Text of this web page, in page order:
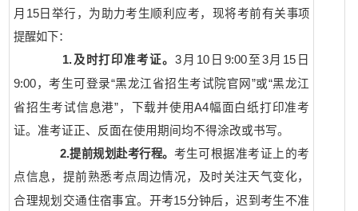
月 15日举行，为助力考生顺利应考，现将考前有关事项
提醒如下：
1.及时打印准考证。 3月 10日 9:00至3月 15 日
9:00，考生可登录“黑龙江省招生考试院官网”或“黑龙江
省招生考试信息港”，下载并使用A4幅面白纸打印准考
证。准考证正、反面在使用期间均不得涂改或书写。
2.提前规划赴考行程。 考生可根据准考证上的考
点信息，提前熟悉考点周边情况，及时关注天气变化，
合理规划交通住宿事宜。 开考15分钟后，迟到考生不准